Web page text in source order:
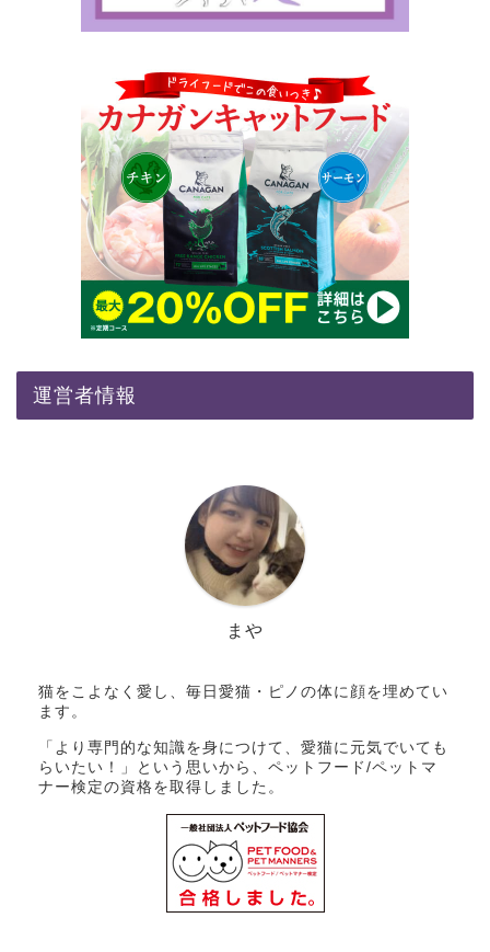
運営者情報
まや
猫をこよなく愛し、毎日愛猫・ピノの体に顔を埋めてい
ます。
「より専門的な知識を身につけて、愛猫に元気でいても
らいたい！」という思いから、ペットフード/ペットマ
ナー検定の資格を取得しました。